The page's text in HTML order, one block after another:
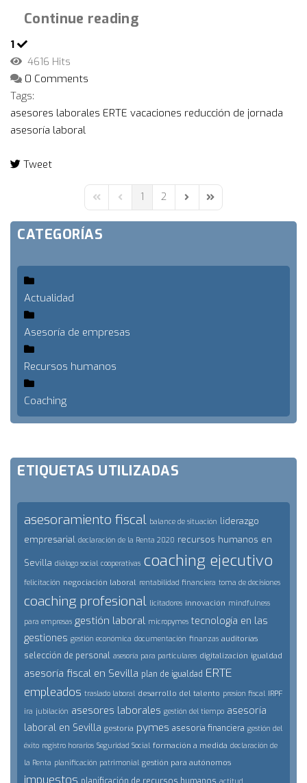
Continue reading
1
4616 Hits
0 Comments
Tags:
asesores laborales ERTE vacaciones reducción de jornada
asesoría laboral
Tweet
First PagePrevious Page
1 2 Next PageLast Page
CATEGORÍAS
Actualidad
Asesoría de empresas
Recursos humanos
Coaching
ETIQUETAS UTILIZADAS
asesoramiento fiscal balance de situación liderazgo
empresarial declaración de la Renta 2020 recursos humanos en
Sevilla diálogo social cooperativas coaching ejecutivo
felicitación negociación laboral rentabilidad financiera toma de decisiones
coaching profesional licitadores innovación mindfulness
para empresas gestión laboral micropymes tecnología en las
gestiones gestión económica documentación finanzas auditorías
selección de personal asesoría para particulares digitalización igualdad
asesoría fiscal en Sevilla plan de igualdad ERTE
empleados traslado laboral desarrollo del talento presion fiscal IRPF
ira jubilación asesores laborales gestión del tiempo asesoría
laboral en Sevilla gestoría pymes asesoría financiera gestión del
éxito registro horarios Seguridad Social formación a medida declaración de
la Renta planificación patrimonial gestión para autónomos